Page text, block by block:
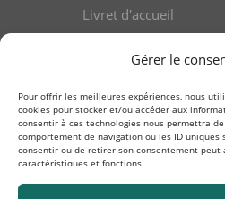
Gérer le
Pour offrir les meilleures expériences, nous
cookies pour stocker et/ou accéder aux
consentir à ces technologies nous permettra
comportement de navigation ou les ID uniques
consentir ou de retirer son consentement
caractéristiques et fonctions.
Livret d'accueil